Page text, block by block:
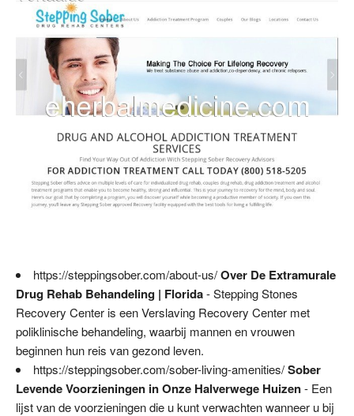
https://steppingsober.com/about-us/Over De Extramurale
Drug Rehab Behandeling | Florida- Stepping Stones
Recovery Center is een Verslaving Recovery Center met
poliklinische behandeling, waarbij mannen en vrouwen
beginnen hun reis van gezond leven.
https://steppingsober.com/sober-living-amenities/Sober
Levende Voorzieningen in Onze Halverwege Huizen- Een
lijst van de voorzieningen die u kunt verwachten wanneer u bij